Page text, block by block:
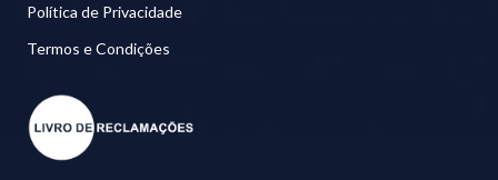
Política de Privacidade
Termos e Condições